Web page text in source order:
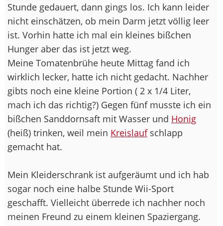
Stunde gedauert, dann gings los. Ich kann leider
nicht einschätzen, ob mein Darm jetzt völlig leer
ist. Vorhin hatte ich mal ein kleines bißchen
Hunger aber das ist jetzt weg.
Meine Tomatenbrühe heute Mittag fand ich
wirklich lecker, hatte ich nicht gedacht. Nachher
gibts noch eine kleine Portion ( 2 x 1/4 Liter,
mach ich das richtig?) Gegen fünf musste ich ein
bißchen Sanddornsaft mit Wasser und Honig
(heiß) trinken, weil mein Kreislaufschlapp
gemacht hat.
Mein Kleiderschrank ist aufgeräumt und ich hab
sogar noch eine halbe Stunde Wii-Sport
geschafft. Vielleicht überrede ich nachher noch
meinen Freund zu einem kleinen Spaziergang.